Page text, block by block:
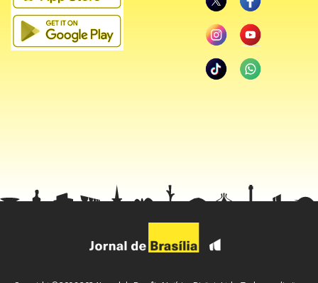
números de atividade nos EUA e zona do euro vieram
melhores. Todavia, de acordo com ele, a situação de
estagflação é um processo global, que tem subido no
o crescimento do Produto Interno Bruto (PIB) para o ano